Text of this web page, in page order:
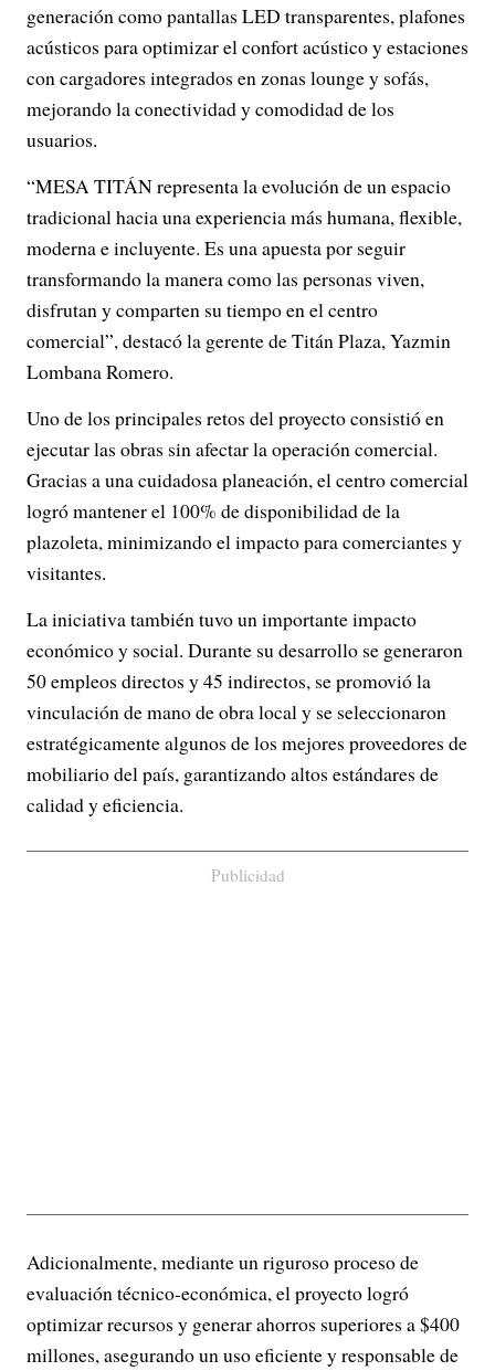
generación como pantallas LED transparentes, plafones
acústicos para optimizar el confort acústico y estaciones
con cargadores integrados en zonas lounge y sofás,
mejorando la conectividad y comodidad de los
usuarios.
“MESA TITÁN representa la evolución de un espacio
tradicional hacia una experiencia más humana, flexible,
moderna e incluyente. Es una apuesta por seguir
transformando la manera como las personas viven,
disfrutan y comparten su tiempo en el centro
comercial”, destacó la gerente de Titán Plaza, Yazmin
Lombana Romero.
Uno de los principales retos del proyecto consistió en
ejecutar las obras sin afectar la operación comercial.
Gracias a una cuidadosa planeación, el centro comercial
logró mantener el 100% de disponibilidad de la
plazoleta, minimizando el impacto para comerciantes y
visitantes.
La iniciativa también tuvo un importante impacto
económico y social. Durante su desarrollo se generaron
50 empleos directos y 45 indirectos, se promovió la
vinculación de mano de obra local y se seleccionaron
estratégicamente algunos de los mejores proveedores de
mobiliario del país, garantizando altos estándares de
calidad y eficiencia.
Publicidad
Adicionalmente, mediante un riguroso proceso de
evaluación técnico-económica, el proyecto logró
optimizar recursos y generar ahorros superiores a $400
millones, asegurando un uso eficiente y responsable de